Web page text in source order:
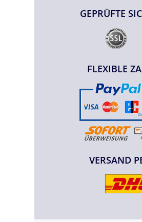
GEPRÜFTE
FLEXIBLE
VERSAND